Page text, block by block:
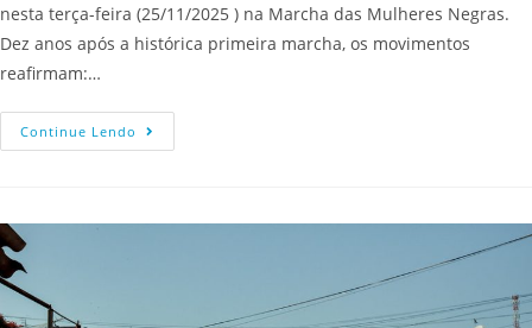
nesta terça-feira (25/11/2025 ) na Marcha das Mulheres Negras.
Dez anos após a histórica primeira marcha, os movimentos
reafirmam:…
Continue Lendo